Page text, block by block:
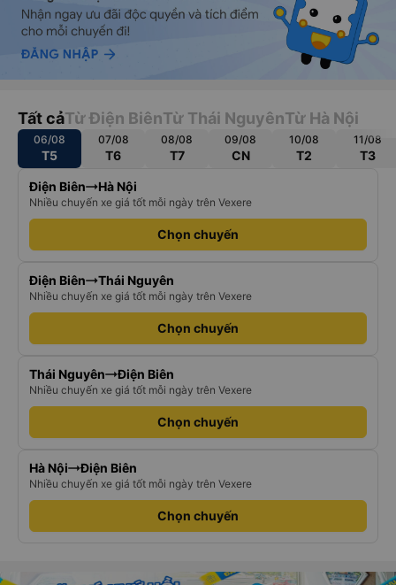
Tất cảTừ Điện BiênTừ Thái NguyênTừ Hà Nội
06/08
T5
07/08
T6
08/08
T7
09/08
CN
10/08
T2
11/08
T3
Điện Biên Hà Nội
Nhiều chuyến xe giá tốt mỗi ngày trên Vexere
Chọn chuyến
Điện Biên Thái Nguyên
Nhiều chuyến xe giá tốt mỗi ngày trên Vexere
Chọn chuyến
Thái Nguyên Điện Biên
Nhiều chuyến xe giá tốt mỗi ngày trên Vexere
Chọn chuyến
Hà Nội Điện Biên
Nhiều chuyến xe giá tốt mỗi ngày trên Vexere
Chọn chuyến